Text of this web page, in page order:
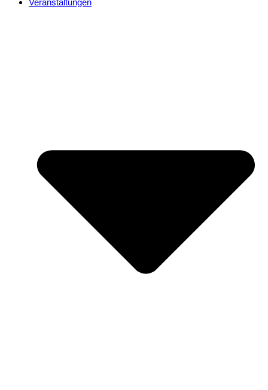
Veranstaltungen